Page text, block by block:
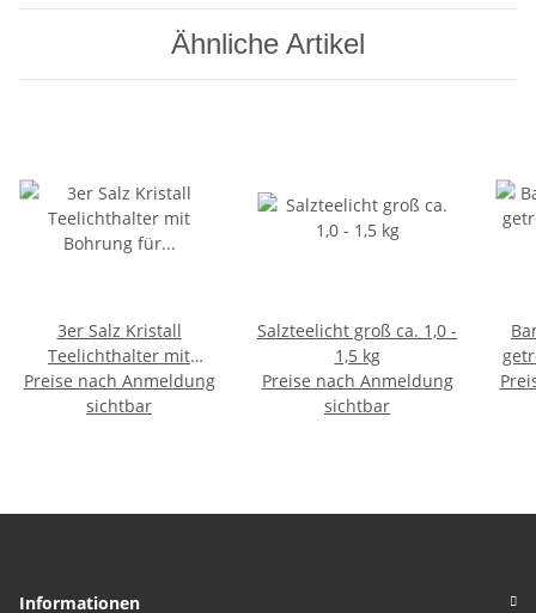
Ähnliche Artikel
3er Salz Kristall
Teelichthalter mit
Bohrung für drei
Teelichter
Preise nach Anmeldung
sichtbar
Salzteelicht groß ca. 1,0 -
1,5 kg
Preise nach Anmeldung
sichtbar
Informationen